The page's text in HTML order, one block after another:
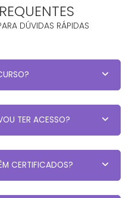
DÚVIDAS RÁPIDAS
TER ACESSO?
CERTIFICADOS?